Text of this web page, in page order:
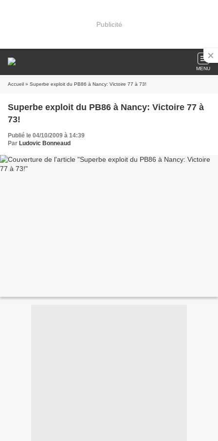
Publicité
MENU
Accueil » Superbe exploit du PB86 à Nancy: Victoire 77 à 73!
Superbe exploit du PB86 à Nancy: Victoire 77 à
73!
Publié le 04/10/2009 à 14:39
Par Ludovic Bonneaud